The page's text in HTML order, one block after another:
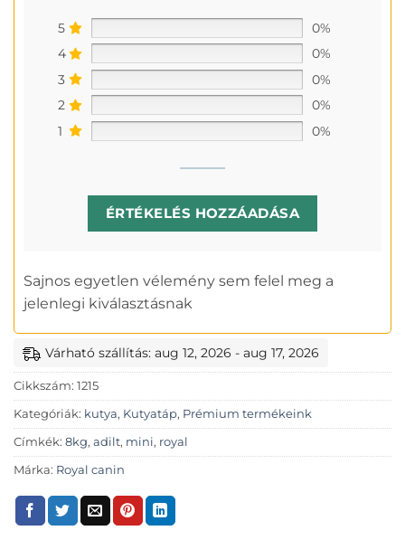
5
0%
4
0%
3
0%
2
0%
1
0%
ÉRTÉKELÉS HOZZÁADÁSA
Sajnos egyetlen vélemény sem felel meg a
jelenlegi kiválasztásnak
Várható szállítás: aug 12, 2026 - aug 17, 2026
Cikkszám: 1215
Kategóriák: kutya, Kutyatáp, Prémium termékeink
Címkék: 8kg, adilt, mini, royal
Márka: Royal canin